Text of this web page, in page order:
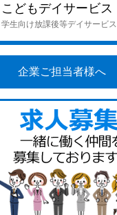
こどもデイサービス
学生向け放課後等デイサービス
企業ご担当者様へ